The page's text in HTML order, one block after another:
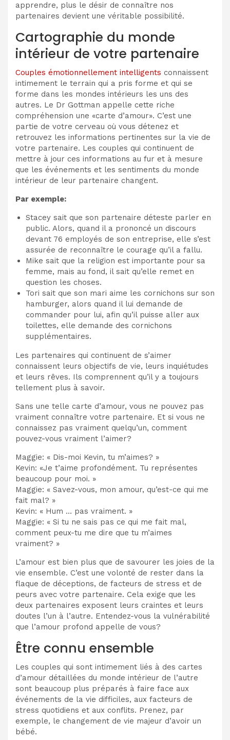
apprendre, plus le désir de connaître nos
partenaires devient une véritable possibilité.
Cartographie du monde
intérieur de votre partenaire
Couples émotionnellement intelligents connaissent
intimement le terrain qui a pris forme et qui se
forme dans les mondes intérieurs les uns des
autres. Le Dr Gottman appelle cette riche
compréhension une «carte d’amour». C’est une
partie de votre cerveau où vous détenez et
retrouvez les informations pertinentes sur la vie de
votre partenaire. Les couples qui continuent de
mettre à jour ces informations au fur et à mesure
que les événements et les sentiments du monde
intérieur de leur partenaire changent.
Par exemple:
Stacey sait que son partenaire déteste parler en
public. Alors, quand il a prononcé un discours
devant 76 employés de son entreprise, elle s’est
assurée de reconnaître le courage qu’il a fallu.
Mike sait que la religion est importante pour sa
femme, mais au fond, il sait qu’elle remet en
question les choses.
Tori sait que son mari aime les cornichons sur son
hamburger, alors quand il lui demande de
commander pour lui, afin qu’il puisse aller aux
toilettes, elle demande des cornichons
supplémentaires.
Les partenaires qui continuent de s’aimer
connaissent leurs objectifs de vie, leurs inquiétudes
et leurs rêves. Ils comprennent qu’il y a toujours
tellement plus à savoir.
Sans une telle carte d’amour, vous ne pouvez pas
vraiment connaître votre partenaire. Et si vous ne
connaissez pas vraiment quelqu’un, comment
pouvez-vous vraiment l’aimer?
Maggie: « Dis-moi Kevin, tu m’aimes? »
Kevin: «Je t’aime profondément. Tu représentes
beaucoup pour moi. »
Maggie: « Savez-vous, mon amour, qu’est-ce qui me
fait mal? »
Kevin: « Hum … pas vraiment. »
Maggie: « Si tu ne sais pas ce qui me fait mal,
comment peux-tu me dire que tu m’aimes
vraiment? »
L’amour est bien plus que de savourer les joies de la
vie ensemble. C’est une volonté de rester dans la
flaque de déceptions, de facteurs de stress et de
peurs avec votre partenaire. Cela exige que les
deux partenaires exposent leurs craintes et leurs
doutes l’un à l’autre. Entendez-vous la vulnérabilité
que l’amour profond appelle de vous?
Être connu ensemble
Les couples qui sont intimement liés à des cartes
d’amour détaillées du monde intérieur de l’autre
sont beaucoup plus préparés à faire face aux
événements de la vie difficiles, aux facteurs de
stress quotidiens et aux conflits. Prenez, par
exemple, le changement de vie majeur d’avoir un
bébé.